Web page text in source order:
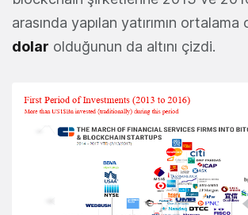
arasında yapılan yatırımın ortalama
dolar olduğunun da altını çizdi.